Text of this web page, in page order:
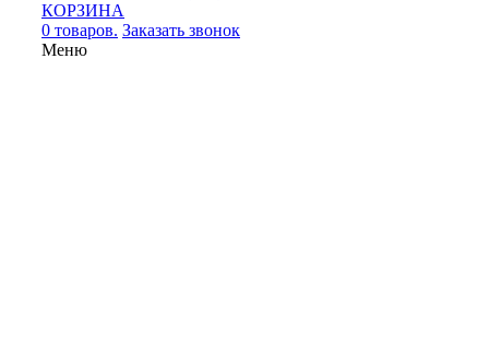
КОРЗИНА
0 товаров. Заказать звонок
Меню